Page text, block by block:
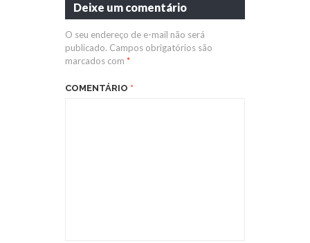
Deixe um comentário
O seu endereço de e-mail não será
publicado. Campos obrigatórios são
marcados com *
COMENTÁRIO *